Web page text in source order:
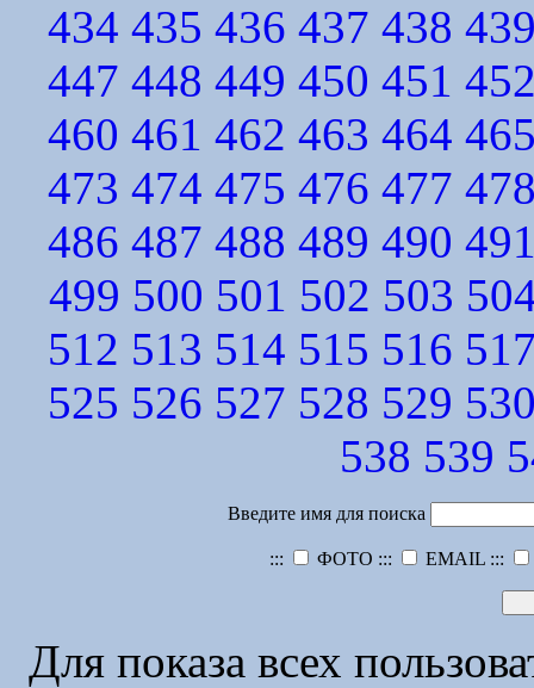
434 435 436 437 438
447 448 449 450 451
460 461 462 463 464
473 474 475 476 477
486 487 488 489 490
499 500 501 502 503
512 513 514 515 516
525 526 527 528 529
538 539
Введите имя для поиска
::: ФОТО ::: EMAIL :::
Для показа всех